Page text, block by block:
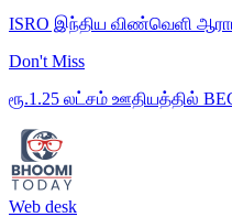
ISRO இந்திய விண்வெளி
Don't Miss
ரூ.1.25 லட்சம் ஊதியத்தில்
Web desk